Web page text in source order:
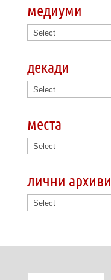
медиуми
декади
места
лични архиви